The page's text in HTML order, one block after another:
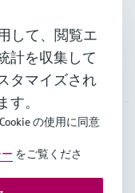
して、閲覧エ
計を収集して
タマイズされ
。
の使用に同意
をご覧くださ